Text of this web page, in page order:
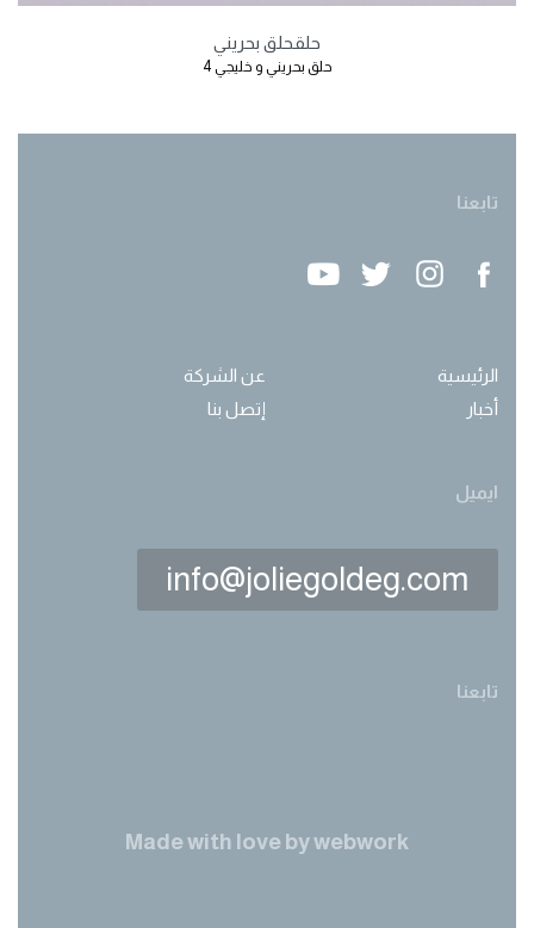
حلقحلق بحريني
حلق بحريني و خليجي 4
تابعنا
الرئيسية
عن الشركة
أخبار
إتصل بنا
ايميل
info@joliegoldeg.com
تابعنا
Made with love bywebwork